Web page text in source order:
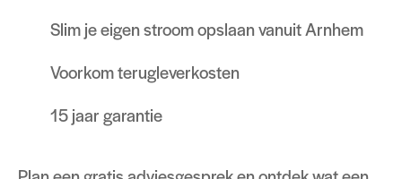
Slim je eigen stroom opslaan vanuit Arnhem
Voorkom terugleverkosten
15 jaar garantie